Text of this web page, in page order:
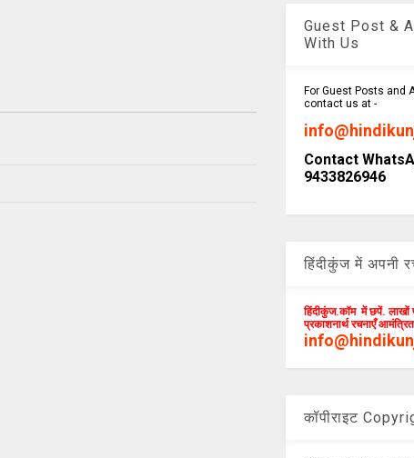
Guest Post &
With Us
For Guest Posts and
contact us at -
Contact
9433826946
हिंदीकुंज में अपनी
हिंदीकुंज.कॉम में छपें. लाखों
प्रकाशनार्थ रचनाएँ
कॉपीराइट